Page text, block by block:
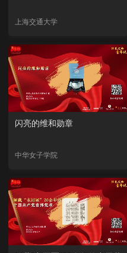
上海交通大学
闪亮的维和勋章
中华女子学院